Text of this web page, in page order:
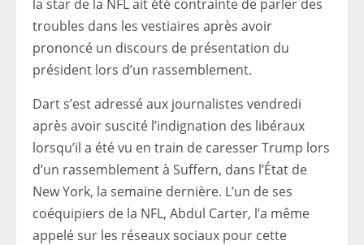
la star de la NFL ait été contrainte de parler des
troubles dans les vestiaires après avoir
prononcé un discours de présentation du
président lors d’un rassemblement.
Dart s’est adressé aux journalistes vendredi
après avoir suscité l’indignation des libéraux
lorsqu’il a été vu en train de caresser Trump lors
d’un rassemblement à Suffern, dans l’État de
New York, la semaine dernière. L’un de ses
coéquipiers de la NFL, Abdul Carter, l’a même
appelé sur les réseaux sociaux pour cette